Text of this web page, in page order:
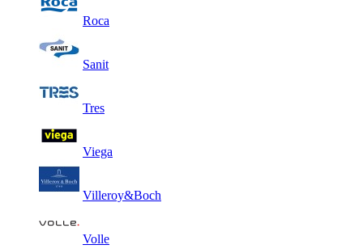
Roca
Sanit
Tres
Viega
Villeroy&Boch
Volle